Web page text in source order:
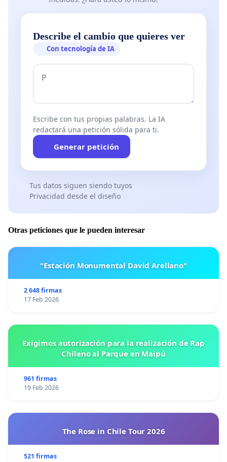
Describe el cambio que quieres ver
Con tecnología de IA
Escribe con tus propias palabras. La IA
redactará una petición sólida para ti.
Generar petición
Tus datos siguen siendo tuyos
Privacidad desde el diseño
Otras peticiones que le pueden interesar
"Estación Monumental David Arellano"
2 648 firmas
17 Feb 2026
Exigimos autorización para la realización de Rap
Chileno al Parque en Maipú
961 firmas
19 Feb 2026
The Rose in Chile Tour 2026
521 firmas